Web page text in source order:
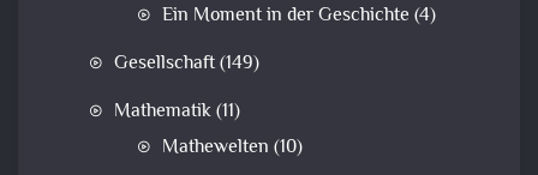
Ein Moment in der Geschichte (4)
Gesellschaft(149)
Mathematik(11)
Mathewelten (10)